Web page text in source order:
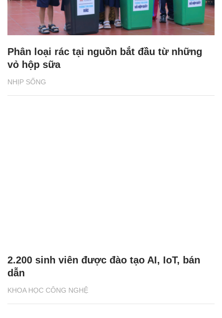
NHỊP SỐNG
Phân loại rác tại nguồn bắt đầu từ những
vỏ hộp sữa
KHOA HỌC CÔNG NGHỆ
2.200 sinh viên được đào tạo AI, IoT, bán
dẫn